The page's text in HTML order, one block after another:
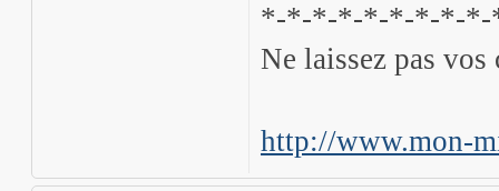
*-*-*-*-*-*-*-*-
Ne laissez pas
http://www.mon-